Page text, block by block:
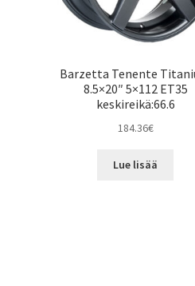
Barzetta Tenente
8.5×20″ 5×112 ET35
keskireikä:66.6
184.36€
Lue lisää